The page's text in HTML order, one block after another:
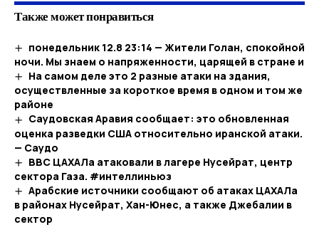
Также может понравиться
понедельник 12.8 23:14 — Жители Голан, спокойной
ночи. Мы знаем о напряженности, царящей в стране и
На самом деле это 2 разные атаки на здания,
осуществленные за короткое время в одном и том же
районе
Саудовская Аравия сообщает: это обновленная
оценка разведки США относительно иранской атаки.
— Саудо
ВВС ЦАХАЛа атаковали в лагере Нусейрат, центр
сектора Газа. #интеллиньюз
Арабские источники сообщают об атаках ЦАХАЛа
в районах Нусейрат, Хан-Юнес, а также Джебалии в
сектор